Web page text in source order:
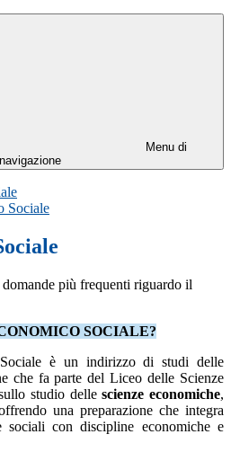
Menu di
navigazione
Sociale
più frequenti riguardo il
SOCIALE?
è un indirizzo di studi delle
che fa parte del Liceo delle Scienze
studio dellescienze economiche,
una preparazione che integra
sociali con discipline economiche e